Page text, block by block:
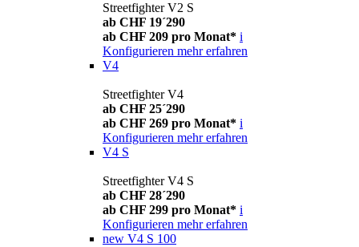
Streetfighter V2 S
ab CHF 19´290
ab CHF 209 pro Monat* i
Konfigurieren mehr erfahren
V4
Streetfighter V4
ab CHF 25´290
ab CHF 269 pro Monat* i
Konfigurieren mehr erfahren
V4 S
Streetfighter V4 S
ab CHF 28´290
ab CHF 299 pro Monat* i
Konfigurieren mehr erfahren
new V4 S 100